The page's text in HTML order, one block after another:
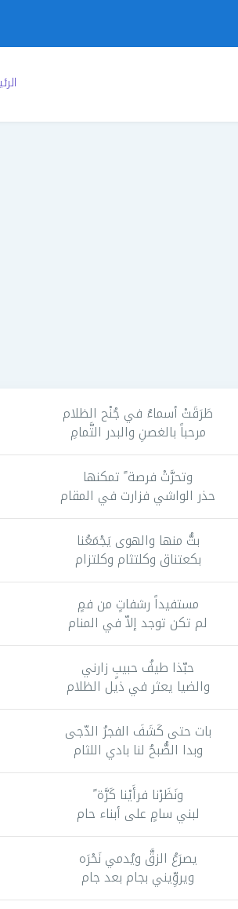
طَرَقَتْ أسماءُ في جُنْح الظلام
مرحباً بالغصنِ والبدر التَّمامِ
وتحرَّتْ فرصة ً تمكنها
حذر الواشي فزارت في المقام
بتُّ منها والهوى يَجْمَعُنا
بکعتناق وکلتثام وکلتزام
مستفيداً رشفاتٍ من فمٍ
لم تكن توجد إلاّ في المنام
حبّذا طيفُ حبيبٍ زارني
والضيا يعثر في ذيل الظلام
بات حتى كَشَفَ الفجرُ الدّجى
وبدا الصُّبحُ لنا بادي اللثام
ونَظَرْنا فرأَيْنا كَرَّة ً
لبني سامٍ على أبناء حام
يصرَعُ الزقَّ ويُدمي نَحْرَه
ويروِّيني بجام بعد جام